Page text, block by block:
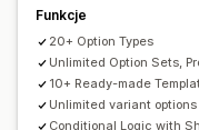
Dopłaty do wariantów
Dopłaty do wersji
Zapasy
Ukrywanie
Funkcje
20+ Option Types
Unlimited Option Sets,
10+ Ready-made
Unlimited variant options
Conditional Logic with